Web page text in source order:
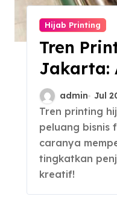
Hijab Printing
Tren
Jakarta:
Sedang
admin Jul
Tren printing hijab Jakarta bisa jadi
peluang bisnis
caranya
tingkatkan
kreatif!